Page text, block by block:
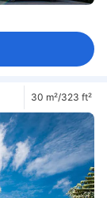
30 m²/323 ft²